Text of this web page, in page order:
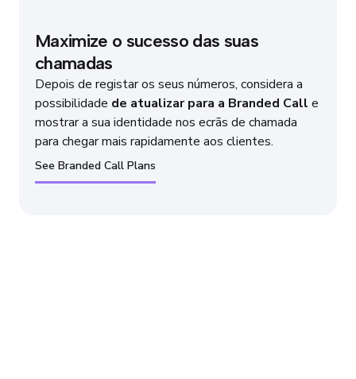
Maximize o sucesso das suas
chamadas
Depois de registar os seus números, considera a
possibilidade de atualizar para a Branded Call e
mostrar a sua identidade nos ecrãs de chamada
para chegar mais rapidamente aos clientes.
See Branded Call Plans